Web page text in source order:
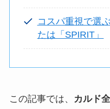
コスパ重視で選
たは「SPIRIT」
この記事では、
カルド